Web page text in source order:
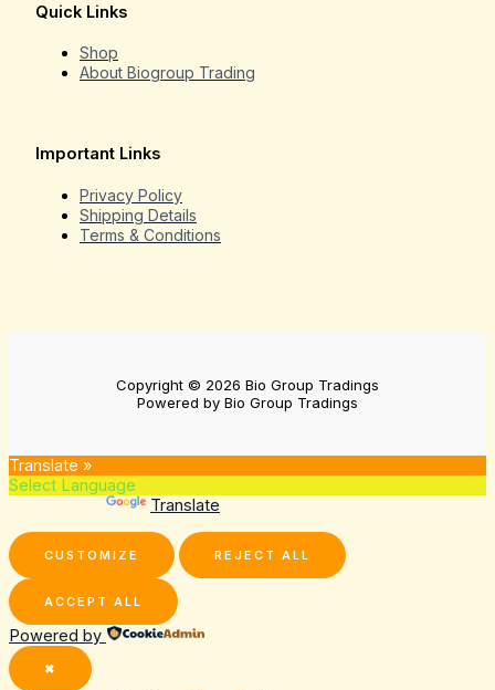
Quick Links
Shop
About Biogroup Trading
Important Links
Privacy Policy
Shipping Details
Terms & Conditions
Copyright © 2026 Bio Group Tradings
Powered by Bio Group Tradings
Translate »
Translate
CUSTOMIZE REJECT ALL
ACCEPT ALL
Powered by
✖